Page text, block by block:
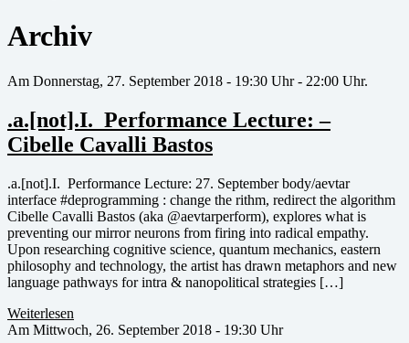
Archiv
Am Donnerstag, 27. September 2018 - 19:30 Uhr - 22:00 Uhr.
.a.[not].I. Performance Lecture: –
Cibelle Cavalli Bastos
.a.[not].I. Performance Lecture: 27. September body/aevtar
interface #deprogramming : change the rithm, redirect the algorithm
Cibelle Cavalli Bastos (aka @aevtarperform), explores what is
preventing our mirror neurons from firing into radical empathy.
Upon researching cognitive science, quantum mechanics, eastern
philosophy and technology, the artist has drawn metaphors and new
language pathways for intra & nanopolitical strategies […]
Weiterlesen
Am Mittwoch, 26. September 2018 - 19:30 Uhr